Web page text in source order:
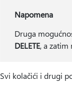
Napomena
Druga
DELETE, a zatim
Svi kolačići i drugi